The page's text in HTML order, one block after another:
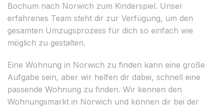
Bochum nach Norwich zum Kinderspiel. Unser
erfahrenes Team steht dir zur Verfügung, um den
gesamten Umzugsprozess für dich so einfach wie
möglich zu gestalten.
Eine Wohnung in Norwich zu finden kann eine große
Aufgabe sein, aber wir helfen dir dabei, schnell eine
passende Wohnung zu finden. Wir kennen den
Wohnungsmarkt in Norwich und können dir bei der